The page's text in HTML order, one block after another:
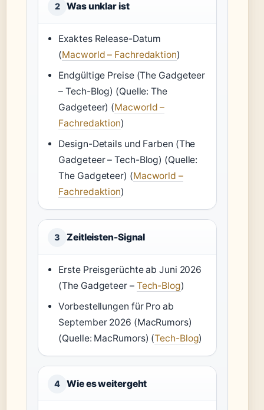
2 Was unklar ist
Exaktes Release-Datum
(Macworld – Fachredaktion)
Endgültige Preise (The Gadgeteer
– Tech-Blog) (Quelle: The
Gadgeteer) (Macworld –
Fachredaktion)
Design-Details und Farben (The
Gadgeteer – Tech-Blog) (Quelle:
The Gadgeteer) (Macworld –
Fachredaktion)
3 Zeitleisten-Signal
Erste Preisgerüchte ab Juni 2026
(The Gadgeteer – Tech-Blog)
Vorbestellungen für Pro ab
September 2026 (MacRumors)
(Quelle: MacRumors) (Tech-Blog)
4 Wie es weitergeht